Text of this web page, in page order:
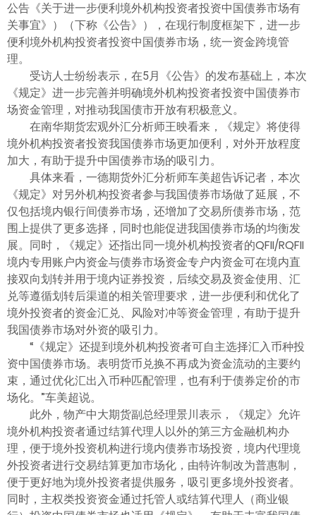
公告《关于进一步便利境外机构投资者投资中国债券市场有
关事宜》）（下称《公告》），在现行制度框架下，进一步
便利境外机构投资者投资中国债券市场，统一资金跨境管
理。
受访人士纷纷表示，在5月《公告》的发布基础上，本次
《规定》进一步完善并明确境外机构投资者投资中国债券市
场资金管理，对推动我国债市开放有积极意义。
在南华期货宏观外汇分析师王映看来，《规定》将使得
境外机构投资者投资我国债券市场更加便利，对外开放程度
加大，有助于提升中国债券市场的吸引力。
具体来看，一德期货外汇分析师车美超告诉记者，本次
《规定》对另外机构投资者参与我国债券市场做了延展，不
仅包括境内银行间债券市场，还增加了交易所债券市场，范
围上提供了更多选择，同时也能促进我国债券市场的均衡发
展。同时，《规定》还指出同一境外机构投资者的QFII/RQFII
境内专用账户内资金与债券市场资金专户内资金可在境内直
接双向划转并用于境内证券投资，后续交易及资金使用、汇
兑等遵循划转后渠道的相关管理要求，进一步便利和优化了
境外投资者的资金汇兑、风险对冲等资金管理，有助于提升
我国债券市场对外资的吸引力。
“《规定》还提到境外机构投资者可自主选择汇入币种投
资中国债券市场。表明货币兑换不再成为资金流动的主要约
束，通过优化汇出入币种匹配管理，也有利于债券定价的市
场化。”车美超说。
此外，物产中大期货副总经理景川表示，《规定》允许
境外机构投资者通过结算代理人以外的第三方金融机构办
理，便于境外投资机构进行境内债券市场投资，境内代理境
外投资者进行交易结算更加市场化，由特许制改为普惠制，
便于更好地为境外投资者提供服务，吸引更多境外投资者。
同时，主权类投资资金通过托管人或结算代理人（商业银